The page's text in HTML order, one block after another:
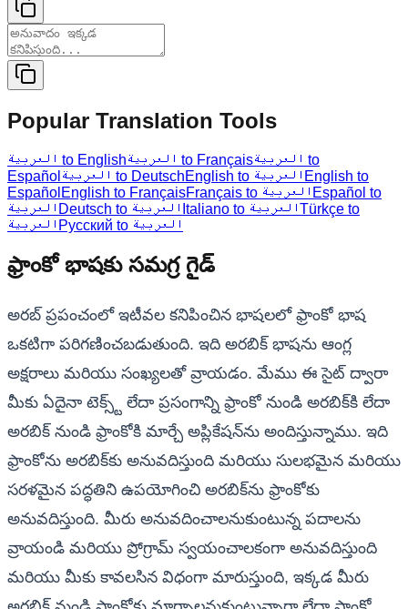
Popular Translation Tools
العربية to English العربية to Françaisالعربية to
Español
العربية to Deutsch English to العربية English to
Español English to Français Français to العربية Español to
العربية
Deutsch to العربية Italiano to العربيةTürkçe to
العربية
Русский to العربية
ఫ్రాంకో భాషకు సమగ్ర గైడ్
అరబ్ ప్రపంచంలో ఇటీవల కనిపించిన భాషలలో ఫ్రాంకో భాష
ఒకటిగా పరిగణించబడుతుంది. ఇది అరబిక్ భాషను ఆంగ్ల
అక్షరాలు మరియు సంఖ్యలతో వ్రాయడం. మేము ఈ సైట్ ద్వారా
మీకు ఏదైనా టెక్స్ట్ లేదా ప్రసంగాన్ని ఫ్రాంకో నుండి అరబిక్‌కి లేదా
అరబిక్ నుండి ఫ్రాంకోకి మార్చే అప్లికేషన్‌ను అందిస్తున్నాము. ఇది
ఫ్రాంకోను అరబిక్‌కు అనువదిస్తుంది మరియు సులభమైన మరియు
సరళమైన పద్ధతిని ఉపయోగించి అరబిక్‌ను ఫ్రాంకోకు
అనువదిస్తుంది. మీరు అనువదించాలనుకుంటున్న పదాలను
వ్రాయండి మరియు ప్రోగ్రామ్ స్వయంచాలకంగా అనువదిస్తుంది
మరియు మీకు కావలసిన విధంగా మారుస్తుంది, ఇక్కడ మీరు